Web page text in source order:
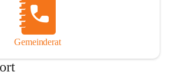
Gemeinderat